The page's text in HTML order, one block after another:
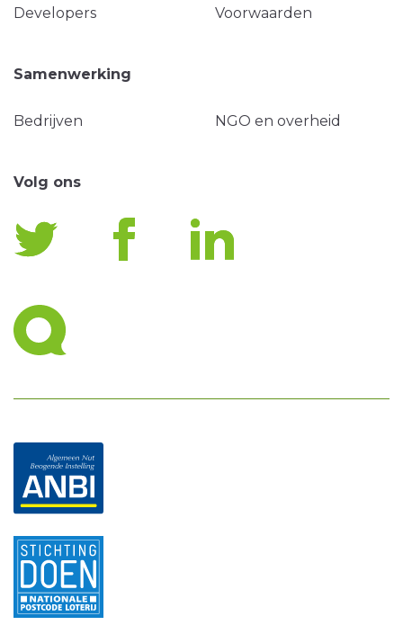
Developers Voorwaarden
Samenwerking
Bedrijven NGO en overheid
Volg ons